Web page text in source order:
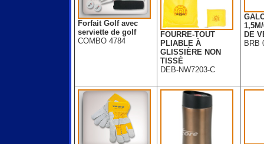
Forfait Golf avec
serviette de golf
COMBO 4784
FOURRE-TOUT
PLIABLE À
GLISSIÈRE NON
TISSÉ
DEB-NW7203-C
DE
BRB